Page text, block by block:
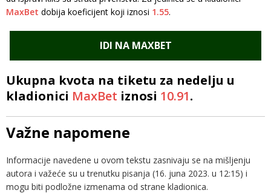
MaxBet dobija koeficijent koji iznosi 1.55.
IDI NA MAXBET
Ukupna kvota na tiketu za nedelju u
kladionici MaxBet iznosi 10.91.
Važne napomene
Informacije navedene u ovom tekstu zasnivaju se na mišljenju
autora i važeće su u trenutku pisanja (16. juna 2023. u 12:15) i
mogu biti podložne izmenama od strane kladionica.